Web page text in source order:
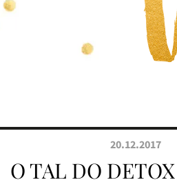
20.12.2017
O TAL DO